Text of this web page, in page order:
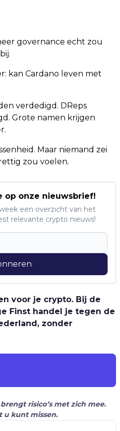
governance echt zou
kan Cardano leven met
verdedigd. DReps
Grote namen krijgen
Maar niemand zei
zou voelen.
op onze nieuwsbrief!
een overzicht van het
relevante crypto nieuws!
voor je crypto. Bij de
Finst handel je tegen de
zonder
risico’s met zich mee.
u kunt missen.